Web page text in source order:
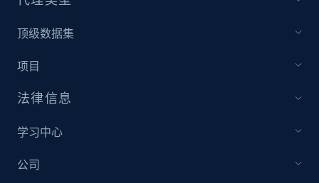
8.1K+
Youtube - Videos posts - Discovery records
by Explore page URL
Video length, Likes, Views, and more.
顶级数据集
项目
法律信息
学习中心
公司